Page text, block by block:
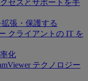
セスとサポートを手
張・保護する
クライアントの IT を
化
テクノロジー